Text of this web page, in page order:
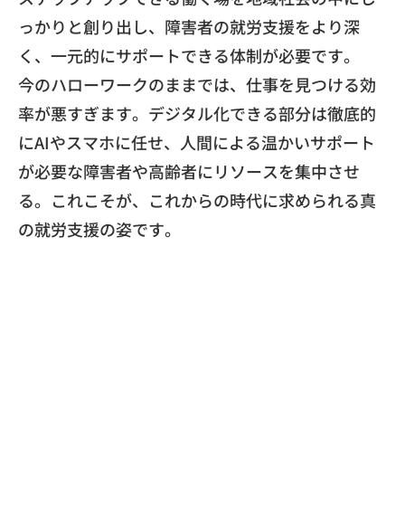
っかりと創り出し、 障害者の就労支援をより深
く、 一元的にサポートできる体制が必要です。
​今のハローワークのままでは、 仕事を見つける効
率が悪すぎます。 デジタル化できる部分は徹底的
にAIやスマホに任せ、 人間による温かいサポート
が必要な障害者や高齢者にリソースを集中させ
る。これこそが、 これからの時代に求められる真
の就労支援の姿です。